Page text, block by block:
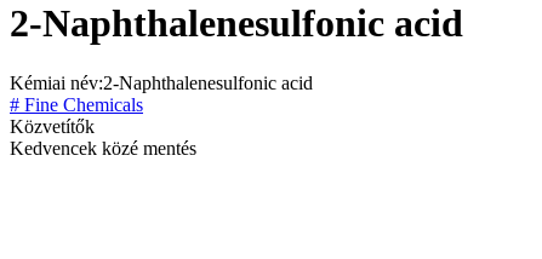
2-Naphthalenesulfonic acid
Kémiai név:2-Naphthalenesulfonic acid
# Fine Chemicals
Közvetítők
Kedvencek közé mentés